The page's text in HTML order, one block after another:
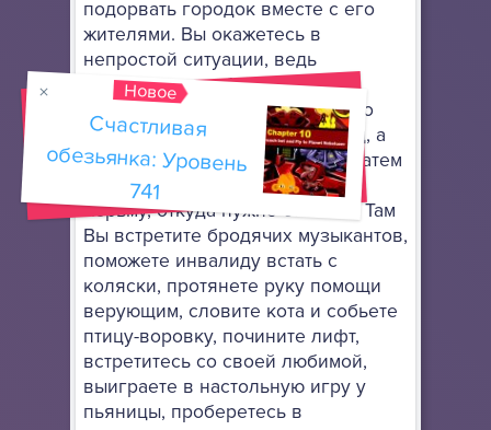
подорвать городок вместе с его
жителями. Вы окажетесь в
непростой ситуации, ведь
необходимо любой ценой
остановить негодяев. Для этого
сначала нужно попасть в город, а
КПП пройти ой как непросто. Затем
Вас схватят враги и посадят в
тюрьму, откуда нужно сбежать. Там
Вы встретите бродячих музыкантов,
поможете инвалиду встать с
коляски, протянете руку помощи
верующим, словите кота и собьете
птицу-воровку, почините лифт,
встретитесь со своей любимой,
выиграете в настольную игру у
пьяницы, проберетесь в
Новое
Счастливая
обезьянка: Уровень
741